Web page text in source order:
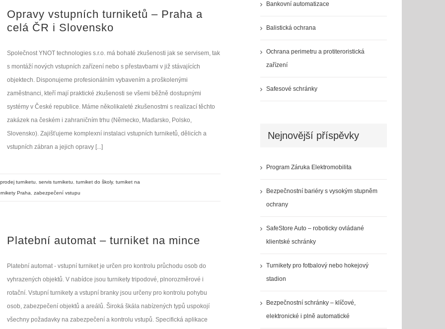
Opravy vstupních turniketů – Praha a
celá ČR i Slovensko
Společnost YNOT technologies s.r.o. má bohaté zkušenosti jak se servisem, tak
s montáží nových vstupních zařízení nebo s přestavbami v již stávajících
objektech. Disponujeme profesionálním vybavením a proškolenými
zaměstnanci, kteří mají praktické zkušenosti se všemi běžně dostupnými
systémy v České republice. Máme několikaleté zkušenostmi s realizací těchto
zakázek na českém i zahraničním trhu (Německo, Maďarsko, Polsko,
Slovensko). Zajišťujeme komplexní instalaci vstupních turniketů, dělicích a
vstupních zábran a jejich opravy [...]
prodej turniketu servis turniketu turniket do školy, turniket na
Praha zabezpečení vstupu
Platební automat – turniket na mince
Platební automat - vstupní turniket je určen pro kontrolu průchodu osob do
vyhrazených objektů. V nabídce jsou turnikety tripodové, plnorozměrové i
rotační. Vstupní turnikety a vstupní branky jsou určeny pro kontrolu pohybu
osob, zabezpečení objektů a areálů. Široká škála nabízených typů uspokojí
všechny požadavky na zabezpečení a kontrolu vstupů. Specifická aplikace
Bankovní automatizace
Balistická ochrana
Ochrana perimetru a protiteroristická
zařízení
Safesové schránky
Nejnovější příspěvky
Program Záruka Elektromobilita
Bezpečnostní bariéry s vysokým stupněm
ochrany
SafeStore Auto – roboticky ovládané
klientské schránky
Turnikety pro fotbalový nebo hokejový
stadion
Bezpečnostní schránky – klíčové,
elektronické i plně automatické